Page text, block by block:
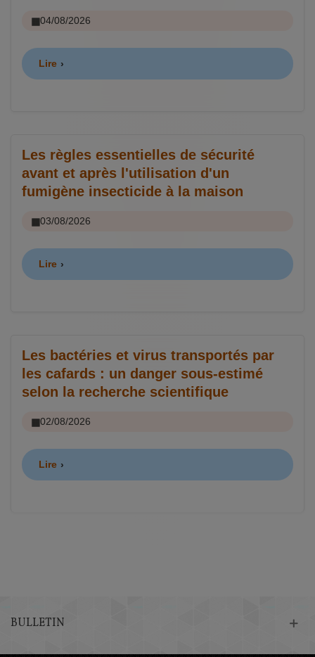
04/08/2026
Lire
Les règles essentielles de sécurité
avant et après l'utilisation d'un
fumigène insecticide à la maison
03/08/2026
Lire
Les bactéries et virus transportés par
les cafards : un danger sous-estimé
selon la recherche scientifique
02/08/2026
Lire
BULLETIN